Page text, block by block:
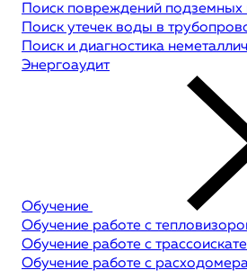
Поиск повреждений
Поиск утечек воды в
Поиск и диагностика
Энергоаудит
Обучение
Обучение работе с
Обучение работе с
Обучение работе с